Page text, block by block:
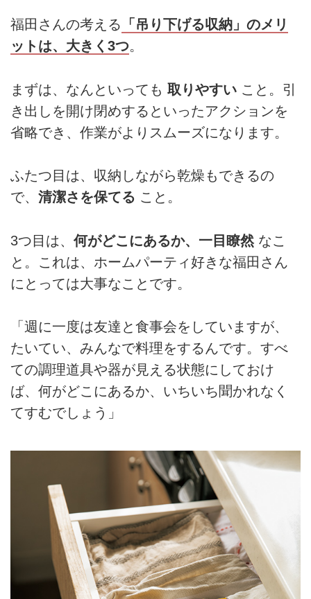
福田さんの考える 「吊り下げる収納」のメリ
ットは、大きく3つ。
まずは、なんといっても 取りやすい こと。引
き出しを開け閉めするといったアクションを
省略でき、作業がよりスムーズになります。
ふたつ目は、収納しながら乾燥もできるの
で、 清潔さを保てる こと。
3つ目は、 何がどこにあるか、一目瞭然なこ
と。これは、ホームパーティ好きな福田さん
にとっては大事なことです。
「週に一度は友達と食事会をしていますが、
たいてい、みんなで料理をするんです。すべ
ての調理道具や器が見える状態にしておけ
ば、何がどこにあるか、いちいち聞かれなく
てすむでしょう」